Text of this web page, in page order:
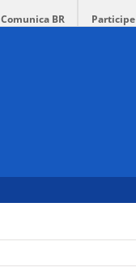
Comunica BR Participe